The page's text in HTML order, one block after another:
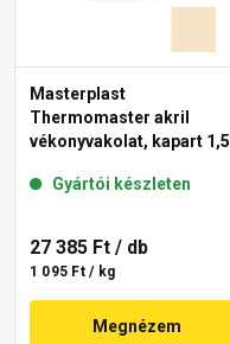
Masterplast
Thermomaster akril
vékonyvakolat, kapart 1,5
Gyártói készleten
27 385 Ft / db
1 095 Ft / kg
Megnézem